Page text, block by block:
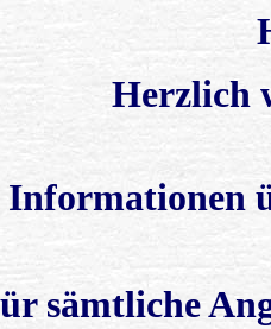
Herzlich
sämtliche